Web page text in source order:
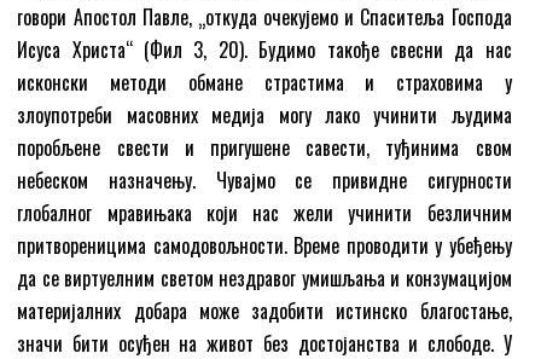
говори Апостол Павле, „откуда очекујемо и Спаситеља Господа
Исуса Христа“ (Фил 3, 20). Будимо такође свесни да нас
исконски методи обмане страстима и страховима у
злоупотреби масовних медија могу лако учинити људима
поробљене свести и пригушене савести, туђинима свом
небеском назначењу. Чувајмо се привидне сигурности
глобалног мравињака који нас жели учинити безличним
притвореницима самодовољности. Време проводити у убеђењу
да се виртуелним светом нездравог умишљања и конзумацијом
материјалних добара може задобити истинско благостање,
значи бити осуђен на живот без достојанства и слободе. У